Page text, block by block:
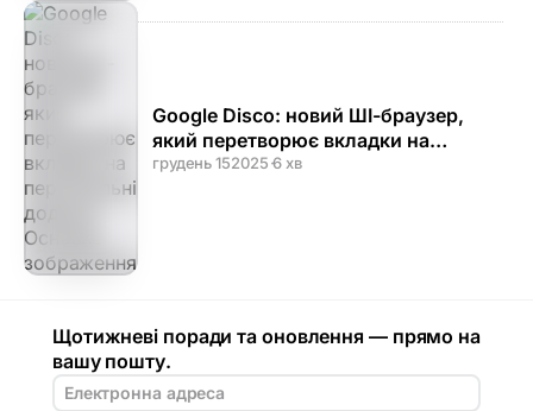
Google Disco: новий ШІ-браузер,
який перетворює вкладки на
персональні додатки
грудень 152025·6 хв
Щотижневі поради та оновлення — прямо на
вашу пошту.